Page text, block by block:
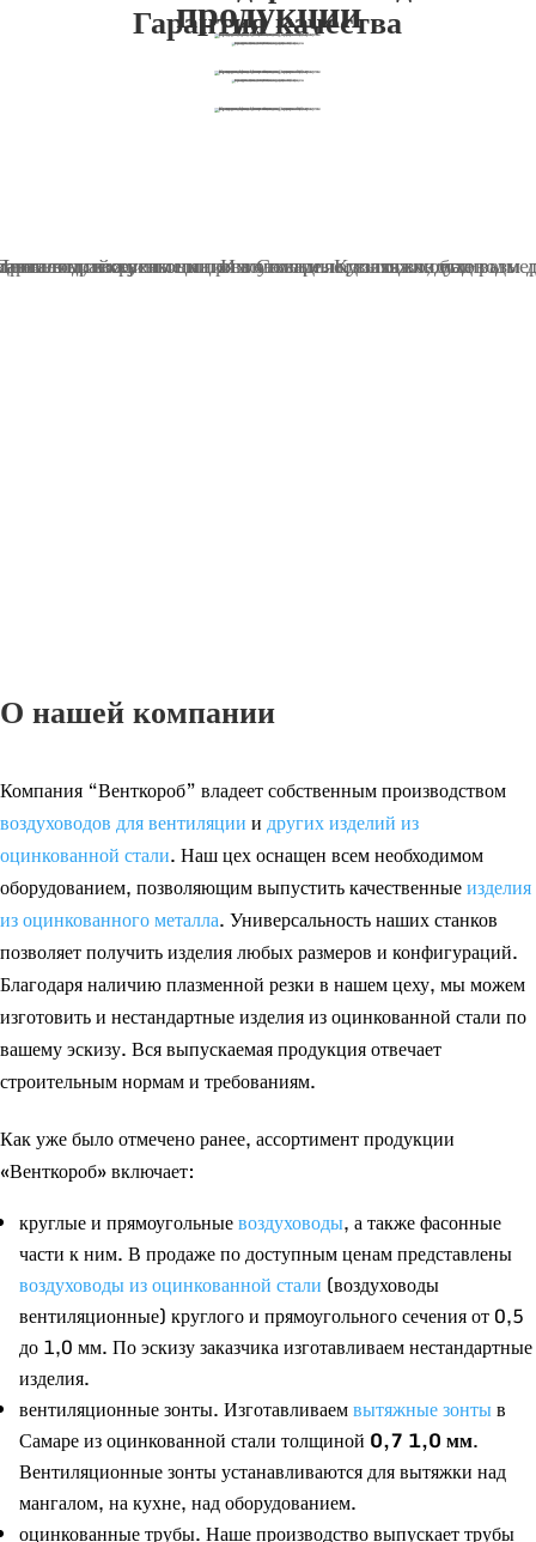
продукции
Гарантия качества
О нашей компании
Компания “Венткороб” владеет собственным производством
воздуховодов для вентиляцииидругих изделий из
оцинкованной стали. Наш цех оснащен всем необходимом
оборудованием, позволяющим выпустить качественныеизделия
из оцинкованного металла. Универсальность наших станков
позволяет получить изделия любых размеров и конфигураций.
Благодаря наличию плазменной резки в нашем цеху, мы можем
изготовить и нестандартные изделия из оцинкованной стали по
вашему эскизу. Вся выпускаемая продукция отвечает
строительным нормам и требованиям.
Как уже было отмечено ранее, ассортимент продукции
«Венткороб» включает:
круглые и прямоугольныевоздуховоды, а также фасонные
части к ним. В продаже по доступным ценам представлены
воздуховоды из оцинкованной стали (воздуховоды
вентиляционные) круглого и прямоугольного сечения от 0,5
до 1,0 мм. По эскизу заказчика изготавливаем нестандартные
изделия.
вентиляционные зонты. Изготавливаемвытяжные зонтыв
Самаре из оцинкованной стали толщиной 0,7 1,0 мм.
Вентиляционные зонты устанавливаются для вытяжки над
мангалом, на кухне, над оборудованием.
оцинкованные трубы. Наше производство выпускает трубы